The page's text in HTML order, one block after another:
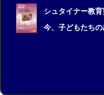
シュタイナー教
今、子どもたちの